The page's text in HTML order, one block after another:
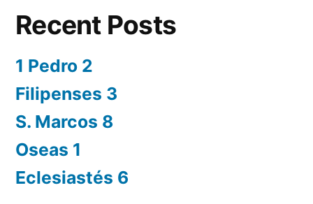
Recent Posts
1 Pedro 2
Filipenses 3
S. Marcos 8
Oseas 1
Eclesiastés 6